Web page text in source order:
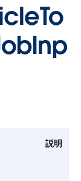
説明